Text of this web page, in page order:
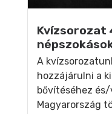
Kvízsorozat
A
hozzájárulni a
bővítéséhez
Magyarország